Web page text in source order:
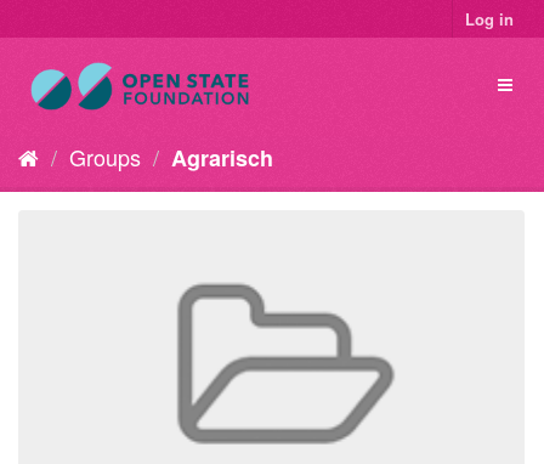
Log in
Groups Agrarisch